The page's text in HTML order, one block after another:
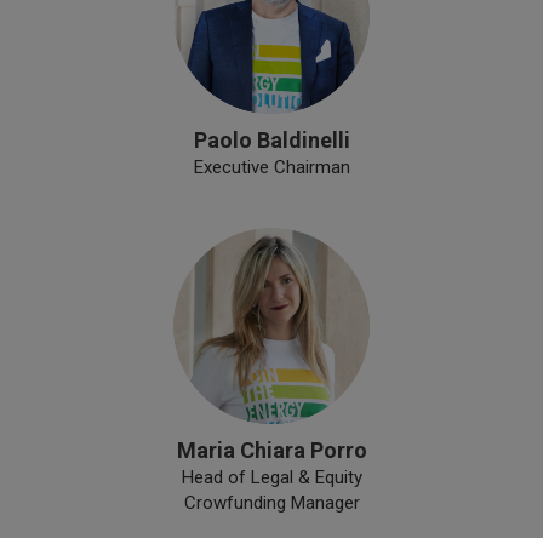
Paolo Baldinelli
Executive Chairman
Maria Chiara Porro
Head of Legal & Equity
Crowfunding Manager